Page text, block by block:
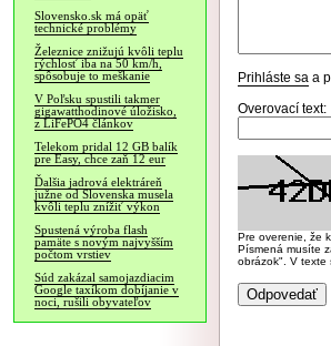
Slovensko.sk má opäť
technické problémy
Železnice znižujú kvôli teplu
rýchlosť iba na 50 km/h,
spôsobuje to meškanie
V Poľsku spustili takmer
gigawatthodinové úložisko,
z LiFePO4 článkov
Telekom pridal 12 GB balík
pre Easy, chce zaň 12 eur
Ďalšia jadrová elektráreň
južne od Slovenska musela
kvôli teplu znížiť výkon
Spustená výroba flash
pamäte s novým najvyšším
počtom vrstiev
Súd zakázal samojazdiacim
Google taxíkom dobíjanie v
noci, rušili obyvateľov
Prihláste sa a
Overovací text:
Pre overenie, že
Písmená musíte
obrázok". V texte